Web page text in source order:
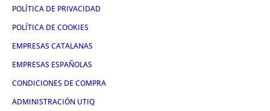
POLÍTICA DE PRIVACIDAD
POLÍTICA DE COOKIES
EMPRESAS CATALANAS
EMPRESAS ESPAÑOLAS
CONDICIONES DE COMPRA
ADMINISTRACIÓN UTIQ